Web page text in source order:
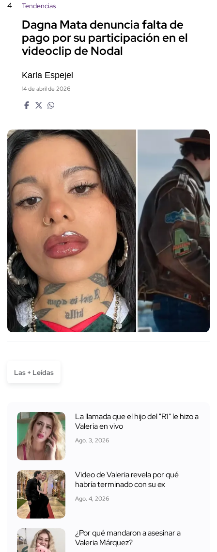
4 Tendencias
Dagna Mata denuncia falta de
pago por su participación en el
videoclip de Nodal
Karla Espejel
14 de abril de 2026
Las + Leídas
La llamada que el hijo del "R1" le hizo a
Valeria en vivo
Ago. 3, 2026
Video de Valeria revela por qué
habría terminado con su ex
Ago. 4, 2026
¿Por qué mandaron a asesinar a
Valeria Márquez?